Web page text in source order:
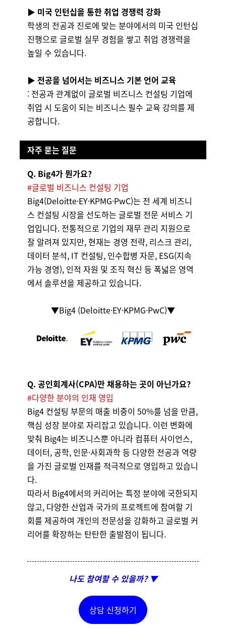
▶ 미국 인턴십을 통한 취업 경쟁력 강화
학생의 전공과 진로에 맞는 분야에서의 미국 인턴십
진행으로 글로벌 실무 경험을 쌓고 취업 경쟁력을
높일 수 있습니다.
▶ 전공을 넘어서는 비즈니스 기본 언어 교육
: 전공과 관계없이 글로벌 비즈니스 컨설팅 기업에
취업 시 도움이 되는 비즈니스 필수 교육 강의를 제
공합니다.
자주 묻는 질문
Q. Big4가 뭔가요?
#글로벌 비즈니스 컨설팅 기업
Big4(Deloitte·EY·KPMG·PwC)는 전 세계 비즈니
스 컨설팅 시장을 선도하는 글로벌 전문 서비스 기
업입니다. 전통적으로 기업의 재무 관리 지원으로
잘 알려져 있지만, 현재는 경영 전략, 리스크 관리,
데이터 분석, IT 컨설팅, 인수합병 자문, ESG(지속
가능 경영), 인적 자원 및 조직 혁신 등 폭넓은 영역
에서 솔루션을 제공하고 있습니다.
▼Big4 (Deloitte·EY·KPMG·PwC)▼
Q. 공인회계사(CPA)만 채용하는 곳이 아닌가요?
#다양한 분야의 인재 영입
Big4 컨설팅 부문의 매출 비중이 50%를 넘을 만큼,
핵심 성장 분야로 자리잡고 있습니다. 이런 변화에
맞춰 Big4는 비즈니스뿐 아니라 컴퓨터 사이언스,
데이터, 공학, 인문·사회과학 등 다양한 전공과 역량
을 가진 글로벌 인재를 적극적으로 영입하고 있습니
다.
따라서 Big4에서의 커리어는 특정 분야에 국한되지
않고, 다양한 산업과 국가의 프로젝트에 참여할 기
회를 제공하여 개인의 전문성을 강화하고 글로벌 커
리어를 확장하는 탄탄한 출발점이 됩니다.
나도 참여할 수 있을까? ▼
상담 신청하기